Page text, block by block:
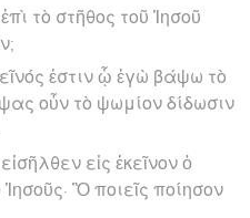
τὸ στῆθος τοῦ Ἰησοῦ
ἐστιν ᾧ ἐγὼ βάψω τὸ
οὖν τὸ ψωμίον δίδωσιν
εἰς ἐκεῖνον ὁ
Ὃ ποιεῖς ποίησον